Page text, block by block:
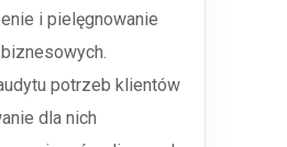
i pielęgnowanie
potrzeb klientów
dla nich